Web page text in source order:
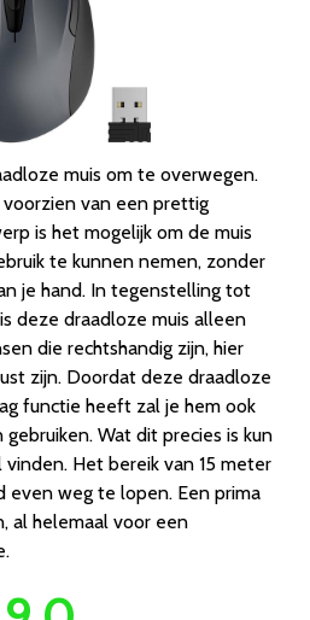
muis om te overwegen.
van een prettig
is het mogelijk om de muis
te kunnen nemen, zonder
je hand. In tegenstelling tot
deze draadloze muis alleen
die rechtshandig zijn, hier
zijn. Doordat deze draadloze
functie heeft zal je hem ook
Wat dit precies is kun
Het bereik van 15 meter
even weg te lopen. Een prima
al helemaal voor een